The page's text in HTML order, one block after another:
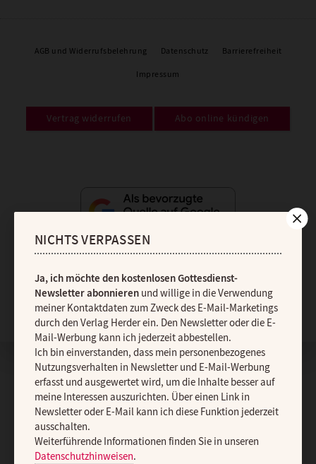
AGB und Widerrufsbelehrung Datenschutz Barrierefreiheit
Impressum
Vertrag widerrufen Abo online kündigen
Nach oben
NICHTS VERPASSEN
Ja, ich möchte den kostenlosen Gottesdienst-
Newsletter abonnierenund willige in die Verwendung
meiner Kontaktdaten zum Zweck des E-Mail-Marketings
durch den Verlag Herder ein. Den Newsletter oder die E-
Mail-Werbung kann ich jederzeit abbestellen.
Ich bin einverstanden, dass mein personenbezogenes
Nutzungsverhalten in Newsletter und E-Mail-Werbung
erfasst und ausgewertet wird, um die Inhalte besser auf
meine Interessen auszurichten. Über einen Link in
Newsletter oder E-Mail kann ich diese Funktion jederzeit
ausschalten.
Weiterführende Informationen finden Sie in unseren
Datenschutzhinweisen.